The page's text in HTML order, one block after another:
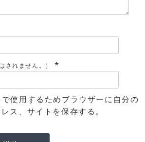
されません。） *
使用するためブラウザーに自分の
ス、サイトを保存する。